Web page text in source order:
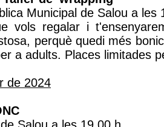
Municipal de Salou a les
vols regalar i
perquè quedi més
a adults. Places limitades
de 2024